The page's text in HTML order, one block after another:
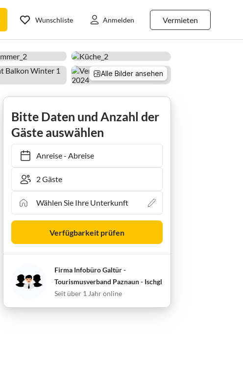
Vermieten
Wunschliste Anmelden
Alle Bilder ansehen
Bitte Daten und Anzahl der
Gäste auswählen
Anreise- Abreise
Verfügbarkeit prüfen
Firma Infobüro Galtür -
Tourismusverband Paznaun - Ischgl
Seit über 1 Jahr online